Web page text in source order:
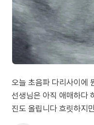
오늘 초음파 다리사이에
선생님은 아직 애매하다
진도 올립니다 흐릿하지